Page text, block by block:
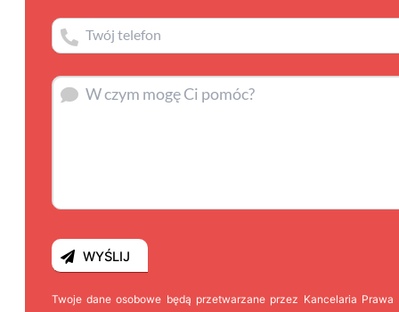
Twoje dane osobowe będą przetwarzane przez Kancelaria